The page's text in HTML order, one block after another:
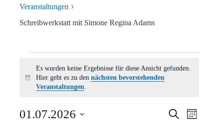
Veranstaltungen
Schreibwerkstatt mit Simone Regina Adams
Hinweis
Es wurden keine Ergebnisse für diese Ansicht gefunden.
Hier geht es zu den nächsten bevorstehenden
Veranstaltungen.
SucheMonat
01.07.2026